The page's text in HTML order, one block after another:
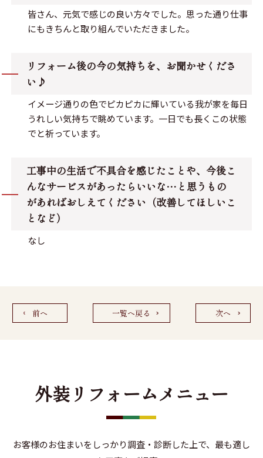
皆さん、元気で感じの良い方々でした。思った通り仕事
にもきちんと取り組んでいただきました。
リフォーム後の今の気持ちを、お聞かせくださ
い♪
イメージ通りの色でピカピカに輝いている我が家を毎日
うれしい気持ちで眺めています。一日でも長くこの状態
でと祈っています。
工事中の生活で不具合を感じたことや、今後こ
んなサービスがあったらいいな…と思うもの
があればおしえてください（改善してほしいこ
となど）
なし
前へ 一覧へ戻る 次へ
外装リフォームメニュー
お客様のお住まいをしっかり調査・診断した上で、最も適し